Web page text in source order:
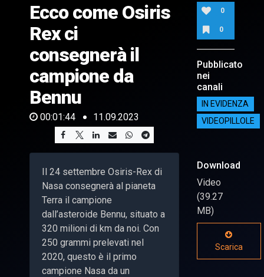
44
seconds
Ecco come Osiris
Rex ci
consegnerà il
campione da
Bennu
00:01:44 11.09.2023
Il 24 settembre Osiris-Rex di
Nasa consegnerà al pianeta
Terra il campione
dall’asteroide Bennu, situato a
320 milioni di km da noi. Con
250 grammi prelevati nel
2020, questo è il primo
campione Nasa da un
0
0
Pubblicato
nei
canali
IN EVIDENZA
VIDEOPILLOLE
Download
Video
(39.27
MB)
Scarica